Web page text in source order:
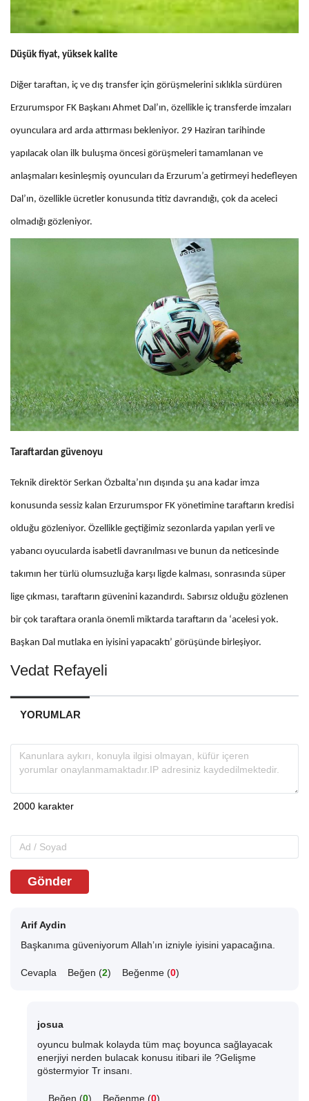
Düşük fiyat, yüksek kalite
Diğer taraftan, iç ve dış transfer için görüşmelerini sıklıkla sürdüren
Erzurumspor FK Başkanı Ahmet Dal’ın, özellikle iç transferde imzaları
oyunculara ard arda attırması bekleniyor. 29 Haziran tarihinde
yapılacak olan ilk buluşma öncesi görüşmeleri tamamlanan ve
anlaşmaları kesinleşmiş oyuncuları da Erzurum’a getirmeyi hedefleyen
Dal’ın, özellikle ücretler konusunda titiz davrandığı, çok da aceleci
olmadığı gözleniyor.
Taraftardan güvenoyu
Teknik direktör Serkan Özbalta’nın dışında şu ana kadar imza
konusunda sessiz kalan Erzurumspor FK yönetimine taraftarın kredisi
olduğu gözleniyor. Özellikle geçtiğimiz sezonlarda yapılan yerli ve
yabancı oyucularda isabetli davranılması ve bunun da neticesinde
takımın her türlü olumsuzluğa karşı ligde kalması, sonrasında süper
lige çıkması, taraftarın güvenini kazandırdı. Sabırsız olduğu gözlenen
bir çok taraftara oranla önemli miktarda taraftarın da ‘acelesi yok.
Başkan Dal mutlaka en iyisini yapacaktı’ görüşünde birleşiyor.
Vedat Refayeli
YORUMLAR
Gönder
Arif Aydin
Başkanıma güveniyorum Allah’ın izniyle iyisini yapacağına.
Cevapla Beğen (2) Beğenme (0)
josua
oyuncu bulmak kolayda tüm maç boyunca sağlayacak
enerjiyi nerden bulacak konusu itibari ile ?Gelişme
göstermyior Tr insanı.
Beğen (0) Beğenme (0)